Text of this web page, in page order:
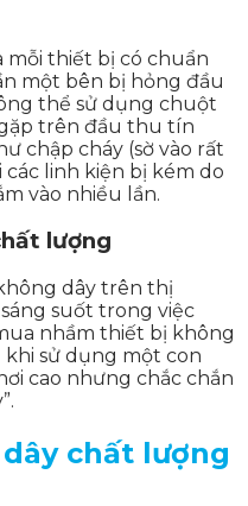
thiết bị có chuẩn
một bên bị hỏng đầu
thể sử dụng chuột
trên đầu thu tín
chập cháy (sờ vào rất
linh kiện bị kém do
vào nhiều lần.
lượng
dây trên thị
suốt trong việc
nhầm thiết bị không
khi sử dụng một con
cao nhưng chắc chắn
chất lượng